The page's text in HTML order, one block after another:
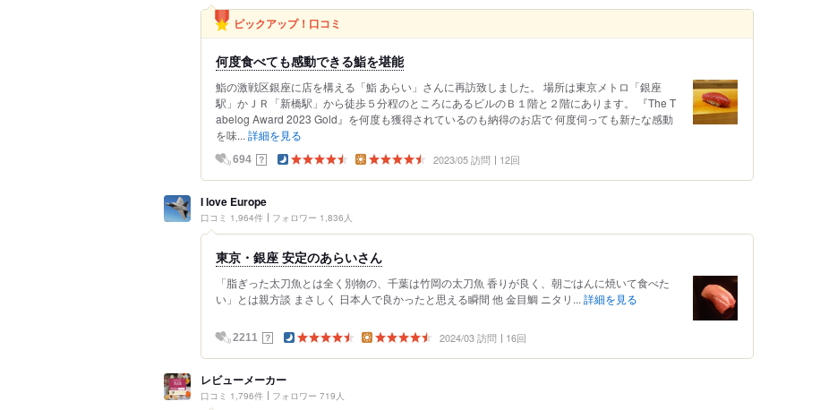
ピックアップ！口コミ
何度食べても感動できる鮨を堪能
鮨の激戦区銀座に店を構える「鮨 あらい」さんに再訪致しました。 場所は東京メトロ「銀座
駅」かＪＲ「新橋駅」から徒歩５分程のところにあるビルのＢ１階と２階にあります。 『The T
abelog Award 2023 Gold』を何度も獲得されているのも納得のお店で 何度伺っても新たな感動
を味... 詳細を見る
694 ？ 2023/05 訪問 12回
I love Europe
口コミ 1,964件 フォロワー 1,836人
東京・銀座 安定のあらいさん
「脂ぎった太刀魚とは全く別物の、千葉は竹岡の太刀魚 香りが良く、朝ごはんに焼いて食べた
い」とは親方談 まさしく 日本人で良かったと思える瞬間 他 金目鯛 ニタリ... 詳細を見る
2211 ？ 2024/03 訪問 16回
レビューメーカー
口コミ 1,796件 フォロワー 719人